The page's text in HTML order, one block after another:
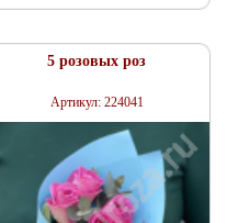
5 розовых роз
Артикул: 224041